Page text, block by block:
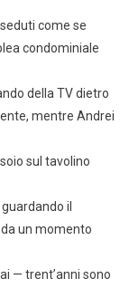
come se
condominiale
della TV dietro
mentre Andrei
sul tavolino
il
un momento
— trent’anni sono